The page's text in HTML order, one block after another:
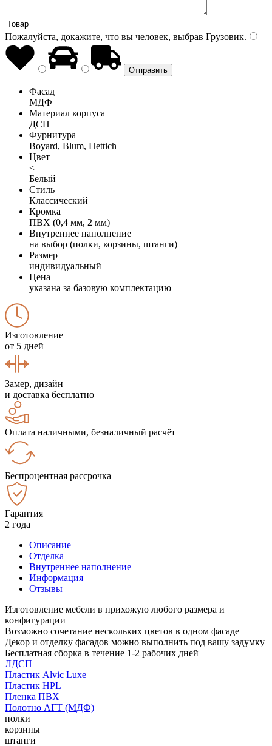
Пожалуйста, докажите, что вы человек, выбрав Грузовик.
Фасад
МДФ
Материал корпуса
ДСП
Фурнитура
Boyard, Blum, Hettich
Цвет
<
Белый
Стиль
Классический
Кромка
ПВХ (0,4 мм, 2 мм)
Внутреннее наполнение
на выбор (полки, корзины, штанги)
Размер
индивидуальный
Цена
указана за базовую комплектацию
Изготовление
от 5 дней
Замер, дизайн
и доставка бесплатно
Оплата наличными, безналичный расчёт
Беспроцентная рассрочка
Гарантия
2 года
Описание
Отделка
Внутреннее наполнение
Информация
Отзывы
Изготовление мебели в прихожую любого размера и
конфигурации
Возможно сочетание нескольких цветов в одном фасаде
Декор и отделку фасадов можно выполнить под вашу задумку
Бесплатная сборка в течение 1-2 рабочих дней
ЛДСП
Пластик Alvic Luxe
Пластик HPL
Пленка ПВХ
Полотно АГТ (МДФ)
полки
корзины
штанги